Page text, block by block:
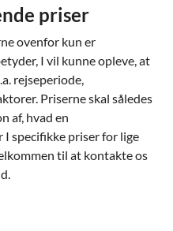
priser
ovenfor kun er
I vil kunne opleve, at
rejseperiode,
Priserne skal således
af, hvad en
specifikke priser for lige
til at kontakte os